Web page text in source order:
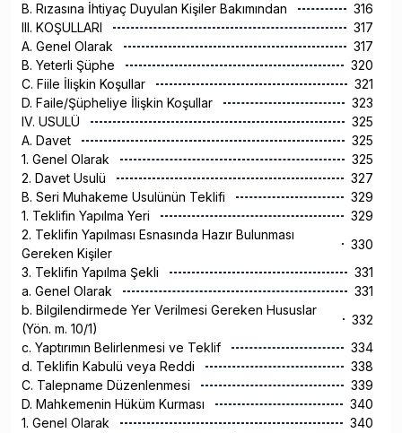
B. Rızasına İhtiyaç Duyulan Kişiler Bakımından
316
III. KOŞULLARI
317
A. Genel Olarak
317
B. Yeterli Şüphe
320
C. Fiile İlişkin Koşullar
321
D. Faile/Şüpheliye İlişkin Koşullar
323
IV. USULÜ
325
A. Davet
325
1. Genel Olarak
325
2. Davet Usulü
327
B. Seri Muhakeme Usulünün Teklifi
329
1. Teklifin Yapılma Yeri
329
2. Teklifin Yapılması Esnasında Hazır Bulunması
Gereken Kişiler
330
3. Teklifin Yapılma Şekli
331
a. Genel Olarak
331
b. Bilgilendirmede Yer Verilmesi Gereken Hususlar
(Yön. m. 10/1)
332
c. Yaptırımın Belirlenmesi ve Teklif
334
d. Teklifin Kabulü veya Reddi
338
C. Talepname Düzenlenmesi
339
D. Mahkemenin Hüküm Kurması
340
1. Genel Olarak
340